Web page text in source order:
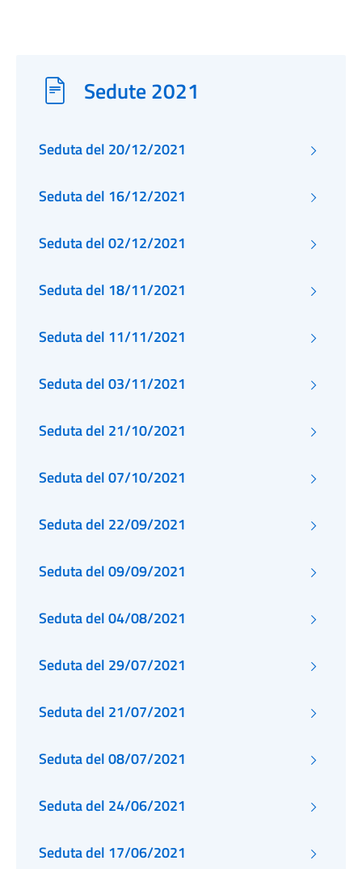
Sedute 2021
Seduta del 20/12/2021
Seduta del 16/12/2021
Seduta del 02/12/2021
Seduta del 18/11/2021
Seduta del 11/11/2021
Seduta del 03/11/2021
Seduta del 21/10/2021
Seduta del 07/10/2021
Seduta del 22/09/2021
Seduta del 09/09/2021
Seduta del 04/08/2021
Seduta del 29/07/2021
Seduta del 21/07/2021
Seduta del 08/07/2021
Seduta del 24/06/2021
Seduta del 17/06/2021